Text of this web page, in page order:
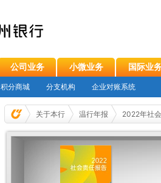
公司业务 小微业务 国际业
积分商城 分支机构 企业对账系统
关于本行 温行年报 2022年社